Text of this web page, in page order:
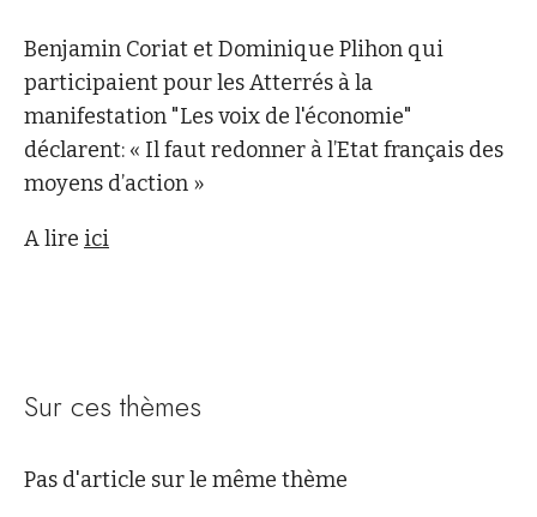
Benjamin Coriat et Dominique Plihon qui
participaient pour les Atterrés à la
manifestation "Les voix de l'économie"
déclarent: « Il faut redonner à l’Etat français des
moyens d’action »
A lire ici
Sur ces thèmes
Pas d'article sur le même thème